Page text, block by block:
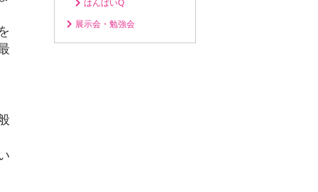
はんばいQ
展示会・勉強会